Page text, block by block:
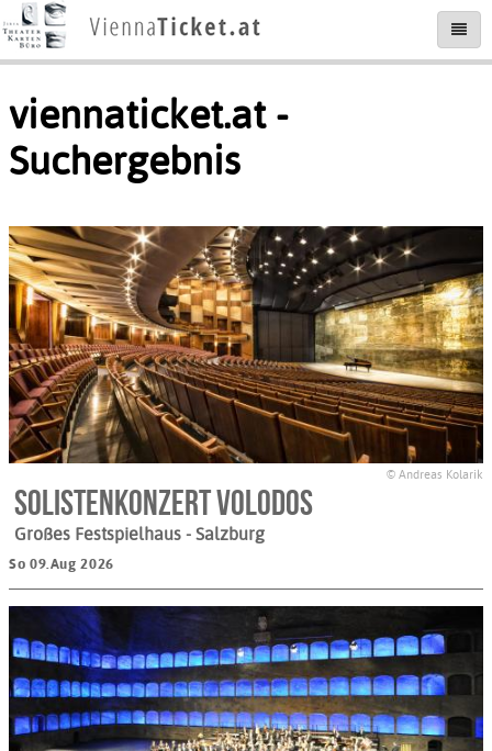
viennaticket.at -
Suchergebnis
© Andreas Kolarik
Solistenkonzert Volodos
Großes Festspielhaus - Salzburg
So 09.Aug 2026